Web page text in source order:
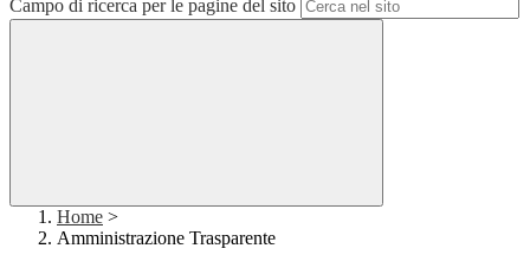
Campo di ricerca per le pagine del sito
Home >
Amministrazione Trasparente